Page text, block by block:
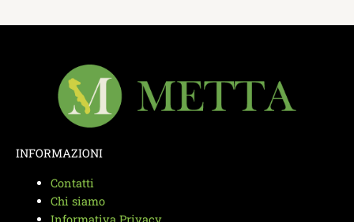
INFORMAZIONI
Contatti
Chi siamo
Informativa Privacy